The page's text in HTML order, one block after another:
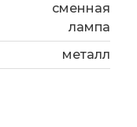
сменная
лампа
металл